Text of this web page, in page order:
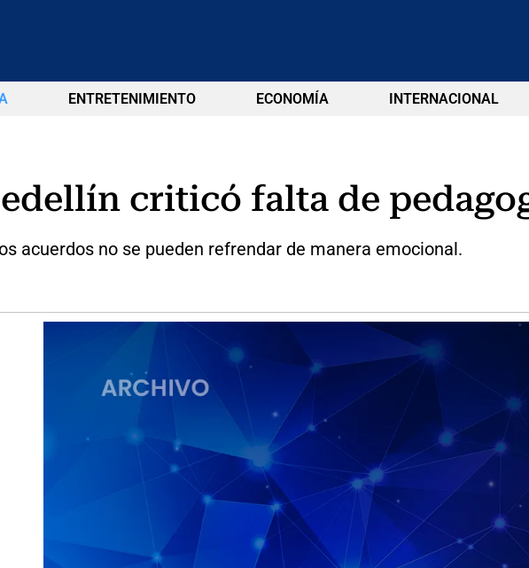
ENTRETENIMIENTO ECONOMÍA INTERNACIONAL
criticó falta de
acuerdos no se pueden refrendar de manera emocional.